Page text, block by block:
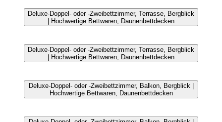
Deluxe-Doppel- oder -Zweibettzimmer, Terrasse, Bergblick
| Hochwertige Bettwaren, Daunenbettdecken
Deluxe-Doppel- oder -Zweibettzimmer, Terrasse, Bergblick
| Hochwertige Bettwaren, Daunenbettdecken
Deluxe-Doppel- oder -Zweibettzimmer, Balkon, Bergblick |
Hochwertige Bettwaren, Daunenbettdecken